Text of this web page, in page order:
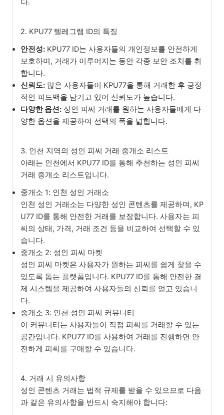
다.
2. KPU77 텔레그램 ID의 특징
안전성: KPU77 ID는 사용자들의 개인정보를 안전하게
보호하며, 거래가 이루어지는 동안 각종 보안 조치를 취
합니다.
신뢰도: 많은 사용자들이 KPU77을 통해 거래한 후 긍정
적인 피드백을 남기고 있어 신뢰도가 높습니다.
다양한 옵션: 성인 피씨 거래를 원하는 사용자들에게 다
양한 옵션을 제공하여 선택의 폭을 넓힙니다.
3. 인천 지역의 성인 피씨 거래 중개소 리스트
아래는 인천에서 KPU77 ID를 통해 추천하는 성인 피씨
거래 중개소 리스트입니다.
중개소 1: 인천 성인 거래소
인천 성인 거래소는 다양한 성인 콘텐츠를 제공하며, KP
U77 ID를 통해 안전한 거래를 보장합니다. 사용자는 피
씨의 상태, 가격, 거래 조건 등을 비교하여 선택할 수 있
습니다.
중개소 2: 성인 피씨 마켓
성인 피씨 마켓은 사용자가 원하는 피씨를 쉽게 찾을 수
있도록 돕는 플랫폼입니다. KPU77 ID를 통해 안전한 결
제 시스템을 제공하여 사용자들의 신뢰를 얻고 있습니
다.
중개소 3: 인천 성인 피씨 커뮤니티
이 커뮤니티는 사용자들이 직접 피씨를 거래할 수 있는
공간입니다. KPU77 ID를 사용하여 거래를 진행하면 안
전하게 피씨를 구매할 수 있습니다.
4. 거래 시 유의사항
성인 콘텐츠 거래는 법적 규제를 받을 수 있으므로 다음
과 같은 유의사항을 반드시 숙지해야 합니다: